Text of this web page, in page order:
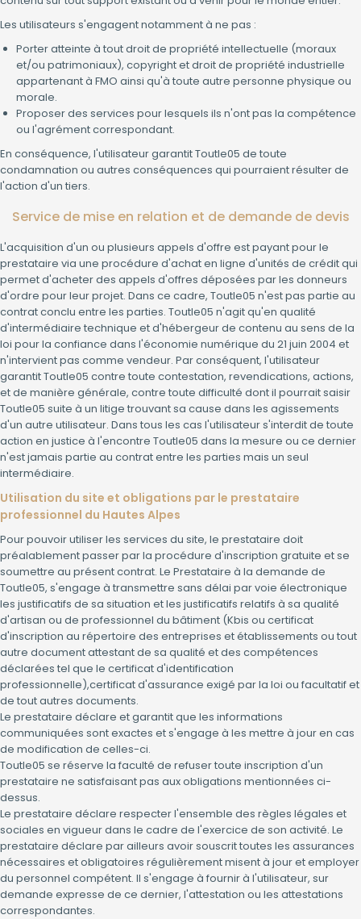
Les utilisateurs s'engagent notamment à ne pas :
Porter atteinte à tout droit de propriété intellectuelle (moraux
et/ou patrimoniaux), copyright et droit de propriété industrielle
appartenant à FMO ainsi qu'à toute autre personne physique ou
morale.
Proposer des services pour lesquels ils n'ont pas la compétence
ou l'agrément correspondant.
En conséquence, l'utilisateur garantit Toutle05 de toute
condamnation ou autres conséquences qui pourraient résulter de
l'action d'un tiers.
Service de mise en relation et de demande de devis
L'acquisition d'un ou plusieurs appels d'offre est payant pour le
prestataire via une procédure d'achat en ligne d'unités de crédit qui
permet d'acheter des appels d'offres déposées par les donneurs
d'ordre pour leur projet. Dans ce cadre, Toutle05 n'est pas partie au
contrat conclu entre les parties. Toutle05 n'agit qu'en qualité
d'intermédiaire technique et d'hébergeur de contenu au sens de la
loi pour la confiance dans l'économie numérique du 21 juin 2004 et
n'intervient pas comme vendeur. Par conséquent, l'utilisateur
garantit Toutle05 contre toute contestation, revendications, actions,
et de manière générale, contre toute difficulté dont il pourrait saisir
Toutle05 suite à un litige trouvant sa cause dans les agissements
d'un autre utilisateur. Dans tous les cas l'utilisateur s'interdit de toute
action en justice à l'encontre Toutle05 dans la mesure ou ce dernier
n'est jamais partie au contrat entre les parties mais un seul
intermédiaire.
Utilisation du site et obligations par le prestataire
professionnel du Hautes Alpes
Pour pouvoir utiliser les services du site, le prestataire doit
préalablement passer par la procédure d'inscription gratuite et se
soumettre au présent contrat. Le Prestataire à la demande de
Toutle05, s'engage à transmettre sans délai par voie électronique
les justificatifs de sa situation et les justificatifs relatifs à sa qualité
d'artisan ou de professionnel du bâtiment (Kbis ou certificat
d'inscription au répertoire des entreprises et établissements ou tout
autre document attestant de sa qualité et des compétences
déclarées tel que le certificat d'identification
professionnelle),certificat d'assurance exigé par la loi ou facultatif et
de tout autres documents.
Le prestataire déclare et garantit que les informations
communiquées sont exactes et s'engage à les mettre à jour en cas
de modification de celles-ci.
Toutle05 se réserve la faculté de refuser toute inscription d'un
prestataire ne satisfaisant pas aux obligations mentionnées ci-
dessus.
Le prestataire déclare respecter l'ensemble des règles légales et
sociales en vigueur dans le cadre de l'exercice de son activité. Le
prestataire déclare par ailleurs avoir souscrit toutes les assurances
nécessaires et obligatoires régulièrement misent à jour et employer
du personnel compétent. Il s'engage à fournir à l'utilisateur, sur
demande expresse de ce dernier, l'attestation ou les attestations
correspondantes.